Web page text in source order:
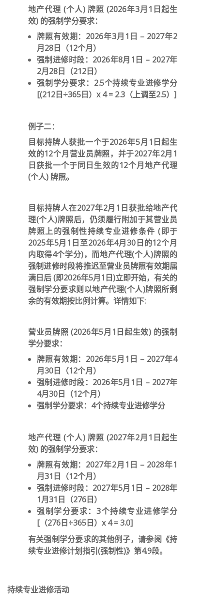
地产代理 (个人) 牌照 (2026年3月1日起生
效) 的强制学分要求：
牌照有效期：2026年3月1日 – 2027年2
月28日（12个月）
强制进修时段：2026年8月1日 – 2027年
2月28日（212日）
强制学分要求：2.5个持续专业进修学分
[(212日÷365日）x 4 = 2.3（上调至2.5）]
例子二：
目标持牌人获批一个于2026年5月1日起生
效的12个月营业员牌照，并于2027年2月1
日获批一个于同日生效的12个月地产代理
(个人) 牌照。
目标持牌人在2027年2月1日获批给地产代
理(个人)牌照后，仍须履行附加于其营业员
牌照上的强制性持续专业进修条件 (即于
2025年5月1日至2026年4月30日的12个月
内取得4个学分)，而地产代理(个人)牌照的
强制进修时段将推迟至营业员牌照有效期届
满日后 (即2026年5月1日)立即开始，有关的
强制学分要求则以地产代理(个人)牌照所剩
余的有效期按比例计算。详情如下:
营业员牌照 (2026年5月1日起生效) 的强制
学分要求：
牌照有效期：2026年5月1日 – 2027年4
月30日（12个月）
强制进修时段：2026年5月1日 – 2027年
4月30日（12个月）
强制学分要求：4个持续专业进修学分
地产代理 (个人) 牌照 (2027年2月1日起生
效) 的强制学分要求：
牌照有效期：2027年2月1日 – 2028年1
月31日（12个月）
强制进修时段：2027年5月1日 – 2028年
1月31日（276日）
强制学分要求：3个持续专业进修学分
[（276日÷365日）x 4 = 3.0]
有关强制学分要求的其他例子，请参阅《持
续专业进修计划指引(强制性)》第4.9段。
持续专业进修活动